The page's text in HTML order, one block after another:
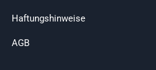
Haftungshinweise
AGB